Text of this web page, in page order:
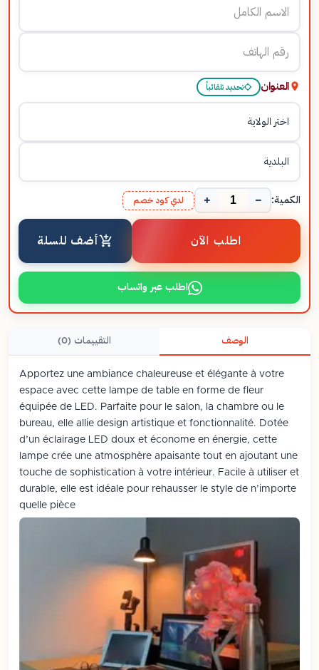
العنوان تحديد تلقائياً
الكمية: −
+ لدي كود خصم
اطلب الآن أضف للسلة
اطلب عبر واتساب
الوصف التقييمات (0)
Apportez une ambiance chaleureuse et élégante à votre
espace avec cette lampe de table en forme de fleur
équipée de LED. Parfaite pour le salon, la chambre ou le
bureau, elle allie design artistique et fonctionnalité. Dotée
d’un éclairage LED doux et économe en énergie, cette
lampe crée une atmosphère apaisante tout en ajoutant une
touche de sophistication à votre intérieur. Facile à utiliser et
durable, elle est idéale pour rehausser le style de n’importe
quelle pièce